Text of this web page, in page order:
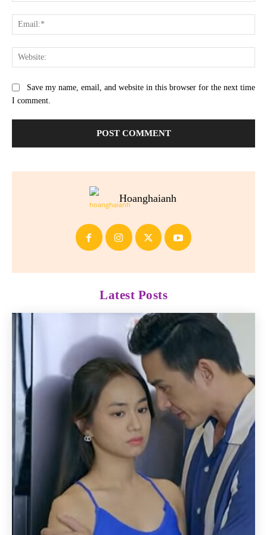
Save my name, email, and website in this browser for the next time
I comment.
Hoanghaianh
Latest Posts